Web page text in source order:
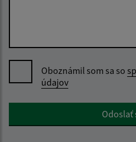
Oboznámil som sa so
údajov
Google reCaptcha ResponseOdoslať